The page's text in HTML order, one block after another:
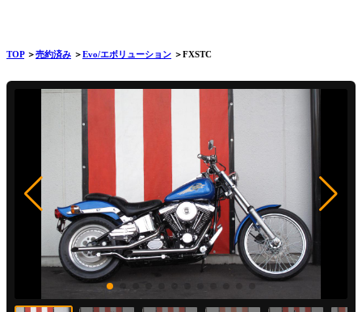
TOP＞売約済み ＞Evo/エボリューション ＞FXSTC